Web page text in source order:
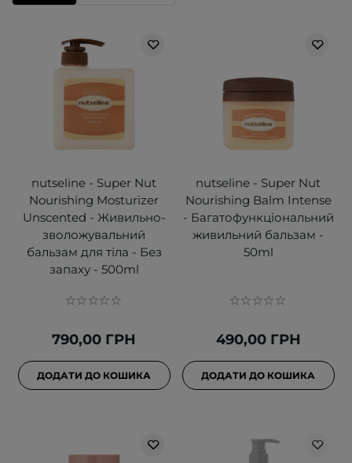
nutseline - Super Nut
Nourishing Mosturizer
Unscented - Живильно-
зволожувальний
бальзам для тіла - Без
запаху - 500ml
790,00 ГРН
ДОДАТИ ДО КОШИКА
nutseline - Super Nut
Nourishing Balm Intense
- Багатофункціональний
живильний бальзам -
50ml
490,00 ГРН
ДОДАТИ ДО КОШИКА